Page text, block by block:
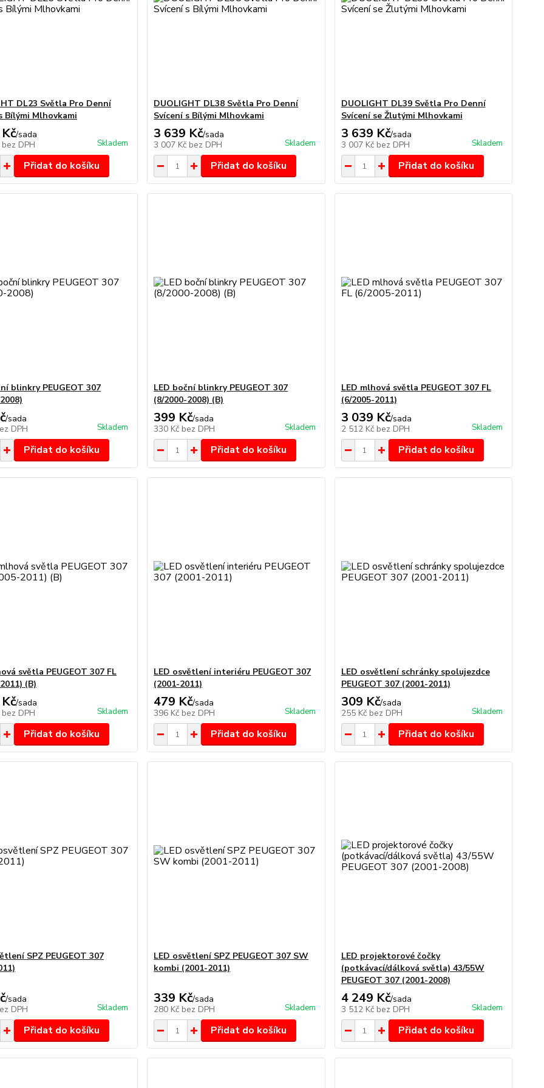
DL23 Světla Pro Denní
Bílými Mlhovkami
/sada
bez DPH Skladem
Přidat do košíku
DUOLIGHT DL38 Světla Pro Denní
Svícení s Bílými Mlhovkami
3 639 Kč/sada
3 007 Kč bez DPH Skladem
Přidat do košíku
DUOLIGHT DL39 Světla Pro Denní
Svícení se Žlutými Mlhovkami
3 639 Kč/sada
3 007 Kč bez DPH Skladem
Přidat do košíku
blinkry PEUGEOT 307
/sada
DPH
Skladem
Přidat do košíku
LED boční blinkry PEUGEOT 307
(8/2000-2008) (B)
399 Kč/sada
330 Kč bez DPH Skladem
Přidat do košíku
LED mlhová světla PEUGEOT 307 FL
(6/2005-2011)
3 039 Kč/sada
2 512 Kč bez DPH Skladem
Přidat do košíku
světla PEUGEOT 307 FL
(B)
/sada
bez DPH Skladem
Přidat do košíku
LED osvětlení interiéru PEUGEOT 307
(2001-2011)
479 Kč/sada
396 Kč bez DPH Skladem
Přidat do košíku
LED osvětlení schránky spolujezdce
PEUGEOT 307 (2001-2011)
309 Kč/sada
255 Kč bez DPH Skladem
Přidat do košíku
SPZ PEUGEOT 307
/sada
DPH
Skladem
Přidat do košíku
LED osvětlení SPZ PEUGEOT 307 SW
kombi (2001-2011)
339 Kč/sada
280 Kč bez DPH Skladem
Přidat do košíku
LED projektorové čočky
(potkávací/dálková světla) 43/55W
PEUGEOT 307 (2001-2008)
4 249 Kč/sada
3 512 Kč bez DPH Skladem
Přidat do košíku